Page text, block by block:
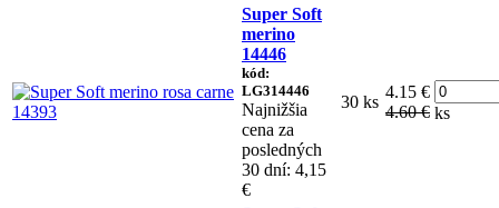
Super Soft
merino
14446
kód:
LG314446
Najnižšia
cena za
posledných
30 dní: 4,15
€
30 ks
4.15 €
4.60 € ks